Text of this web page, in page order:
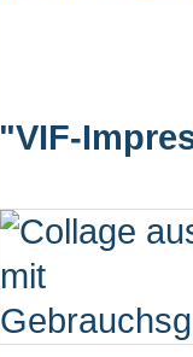
"VIF-